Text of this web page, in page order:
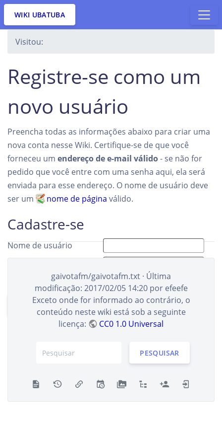
WIKI UBATUBA
Visitou:
Registre-se como um
novo usuário
Preencha todas as informações abaixo para criar uma
nova conta nesse Wiki. Certifique-se de que você
forneceu um endereço de e-mail válido- se não for
pedido que você entre com uma senha aqui, ela será
enviada para esse endereço. O nome de usuário deve
ser um
nome de página válido.
Cadastre-se
Nome de usuário
CADASTRE-SE
gaivotafm/gaivotafm.txt · Última
modificação: 2017/02/05 14:20por efeefe
Exceto onde for informado ao contrário, o
conteúdo neste wiki está sob a seguinte
licença:
CC0 1.0 Universal
PESQUISAR